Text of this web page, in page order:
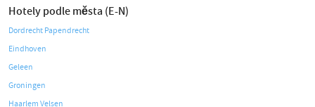
Hotely podle města (E-N)
Dordrecht Papendrecht
Eindhoven
Geleen
Groningen
Haarlem Velsen